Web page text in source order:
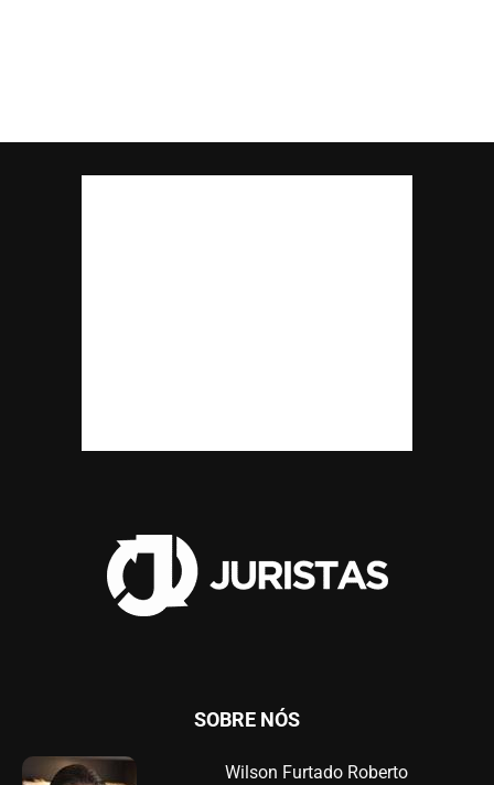
SOBRE NÓS
Wilson Furtado Roberto